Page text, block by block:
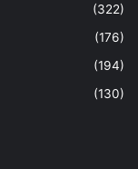
(322)
(176)
(194)
(130)